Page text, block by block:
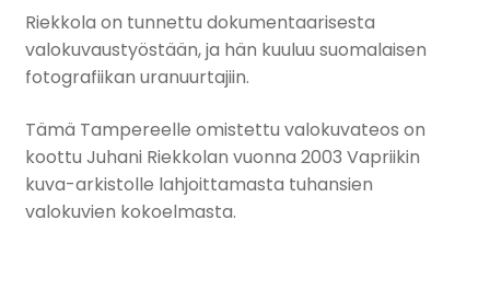
Riekkola on tunnettu dokumentaarisesta
valokuvaustyöstään, ja hän kuuluu suomalaisen
fotografiikan uranuurtajiin.
Tämä Tampereelle omistettu valokuvateos on
koottu Juhani Riekkolan vuonna 2003 Vapriikin
kuva-arkistolle lahjoittamasta tuhansien
valokuvien kokoelmasta.